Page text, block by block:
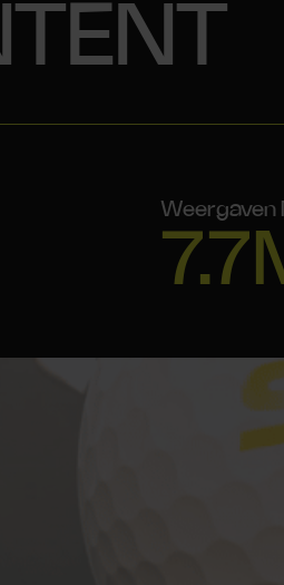
Weergaven